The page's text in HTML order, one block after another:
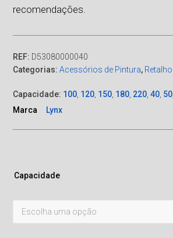
recomendações.
REF: D53080000040
Categorias:Acessórios de Pintura, Retalho
Capacidade: 100 120 150 180 220 40 50
Marca
Lynx
Capacidade